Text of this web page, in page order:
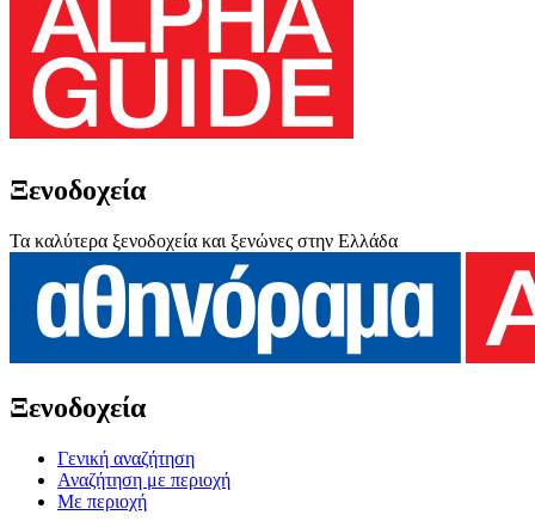
Ξενοδοχεία
Τα καλύτερα ξενοδοχεία και ξενώνες στην Ελλάδα
Ξενοδοχεία
Γενική αναζήτηση
Αναζήτηση με περιοχή
Με περιοχή